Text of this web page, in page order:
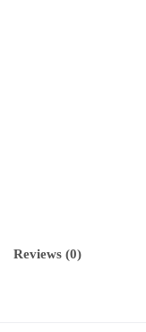
Reviews (0)